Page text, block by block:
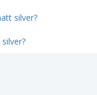
silver?